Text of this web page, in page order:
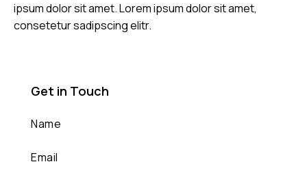
ipsum dolor sit amet. Lorem ipsum dolor sit amet,
consetetur sadipscing elitr.
Get in Touch